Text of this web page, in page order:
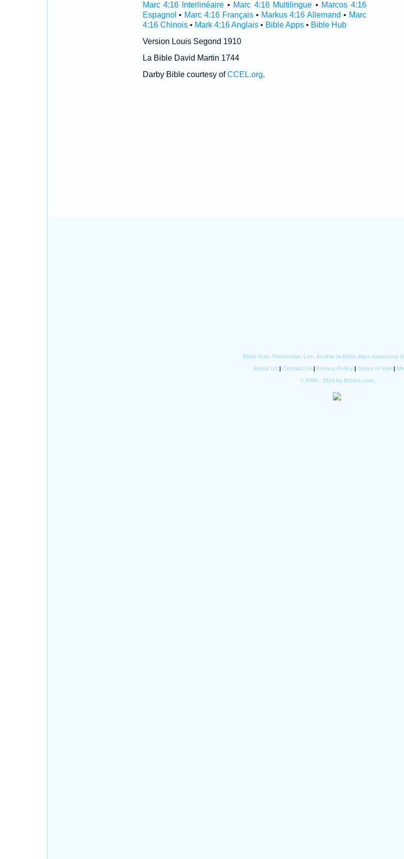
Marc 4:16 Interlinéaire • Marc 4:16 Multilingue • Marcos 4:16
Espagnol • Marc 4:16 Français• Markus 4:16 Allemand • Marc
4:16 Chinois• Mark 4:16 Anglais• Bible Apps• Bible Hub
Version Louis Segond 1910
La Bible David Martin 1744
Darby Bible courtesy ofCCEL.org.